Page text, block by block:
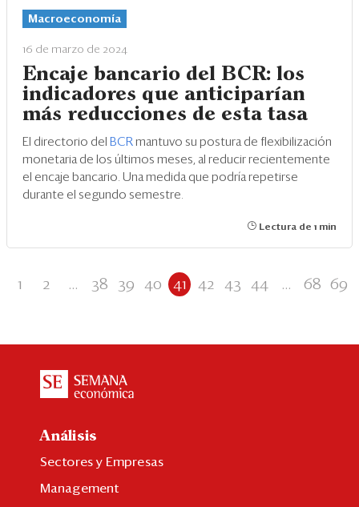
Macroeconomía
16 de marzo de 2024
Encaje bancario del BCR: los
indicadores que anticiparían
más reducciones de esta tasa
El directorio del BCR mantuvo su postura de flexibilización
monetaria de los últimos meses, al reducir recientemente
el encaje bancario. Una medida que podría repetirse
durante el segundo semestre.
Lectura de 1 min
1 2 ... 38 39 40 41 42 43 44 ... 68 69
Análisis
Sectores y Empresas
Management